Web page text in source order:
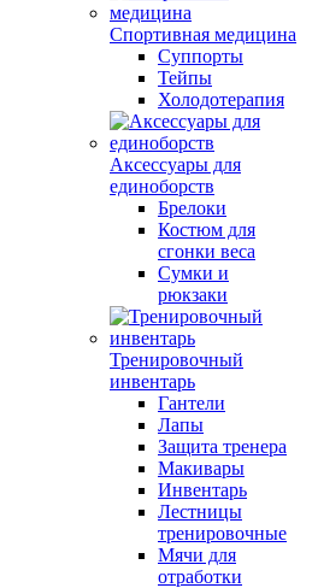
Спортивная медицина
Суппорты
Тейпы
Холодотерапия
Аксессуары для
единоборств
Брелоки
Костюм для
сгонки веса
Сумки и
рюкзаки
Тренировочный
инвентарь
Гантели
Лапы
Защита тренера
Макивары
Инвентарь
Лестницы
тренировочные
Мячи для
отработки